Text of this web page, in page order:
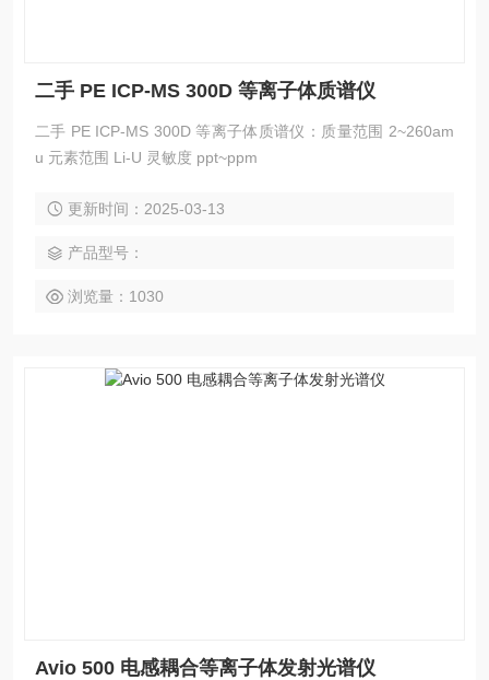
二手 PE ICP-MS 300D 等离子体质谱仪
二手 PE ICP-MS 300D 等离子体质谱仪：质量范围 2~260am
u 元素范围 Li-U 灵敏度 ppt~ppm
更新时间：2025-03-13
产品型号：
浏览量：1030
Avio 500 电感耦合等离子体发射光谱仪